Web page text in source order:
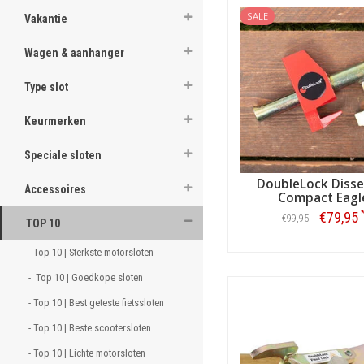
Vakantie
Wagen & aanhanger
Type slot
Keurmerken
Speciale sloten
Accessoires
TOP 10
- Top 10 | Sterkste motorsloten
-  Top 10 | Goedkope sloten
- Top 10 | Best geteste fietssloten
- Top 10 | Beste scootersloten
- Top 10 | Lichte motorsloten
SCM bootslot en
bootslot. Misschien is dat
SALE
DoubleLock
Compact
€99,95 €79,95 *